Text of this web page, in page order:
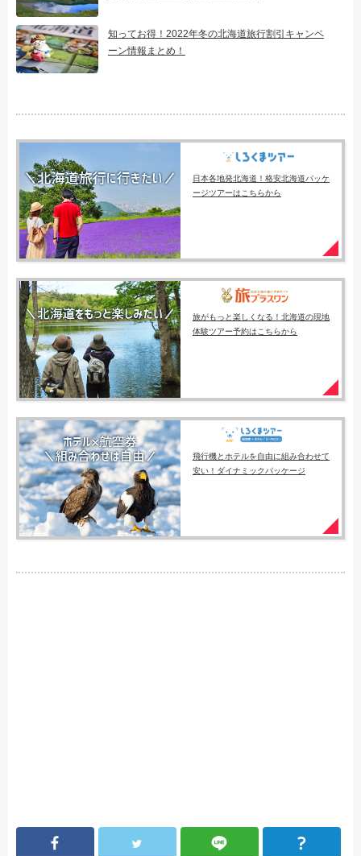
知ってお得！2022年冬の北海道旅行割引キャンペ
ーン情報まとめ！
日本各地発北海道！格安北海道パッケ
ージツアーはこちらから
旅がもっと楽しくなる！北海道の現地
体験ツアー予約はこちらから
飛行機とホテルを自由に組み合わせて
安い！ダイナミックパッケージ